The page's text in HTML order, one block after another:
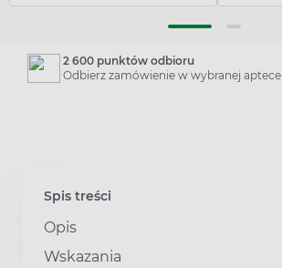
2 600 punktów odbioru
Odbierz zamówienie w wybranej aptece
Spis treści
Opis
Wskazania